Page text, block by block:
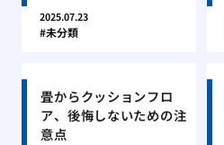
2025.07.23
未分類
畳からクッションフロ
ア、後悔しないための注
意点